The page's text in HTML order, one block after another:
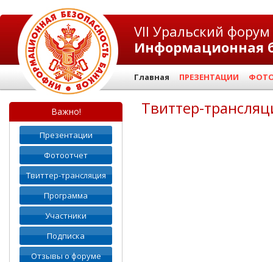
VII Уральский форум
Информационная
Главная ПРЕЗЕНТАЦИИ
Важно!
Презентации
Фотоотчет
Твиттер-трансляция
Программа
Участники
Подписка
Отзывы о форуме
Твиттер-